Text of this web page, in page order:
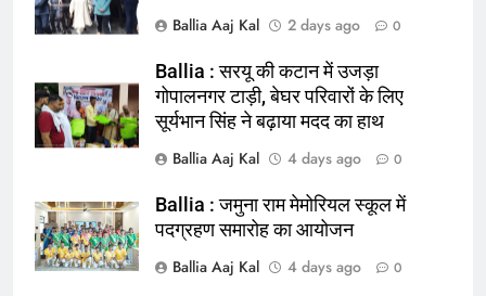
चिकित्सक, किया प्रदर्शन
NATIONAL बलिया
165
Ballia : बलिया बलिदान दिवस के मौके पर
NATIONAL बलिया
166
Ballia Aaj Kal
2 days ago 0
Ballia : सरयू की कटान में उजड़ा
गोपालनगर टाड़ी, बेघर परिवारों के लिए
सूर्यभान सिंह ने बढ़ाया मदद का हाथ
Ballia Aaj Kal
4 days ago 0
Ballia : जमुना राम मेमोरियल स्कूल में
पदग्रहण समारोह का आयोजन
Ballia Aaj Kal
4 days ago 0